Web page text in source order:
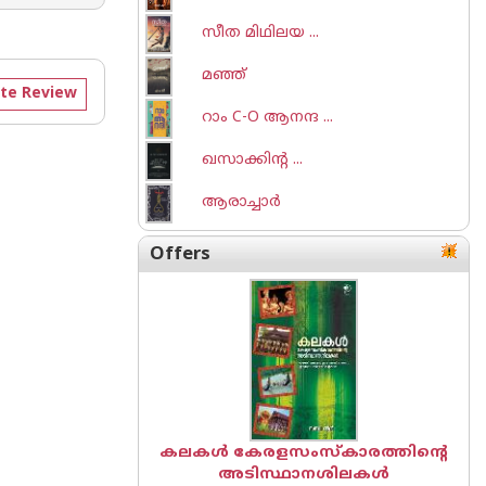
Review
സീത മിഥിലയ ...
മഞ്ഞ്
റാം C-O ആനന്ദ ...
ഖസാക്കിന്റ ...
ആരാച്ചാര്‍
Offers
കലകൾ കേരളസംസ്കാരത്തിന്റെ
അടിസ്ഥാനശിലകൾ